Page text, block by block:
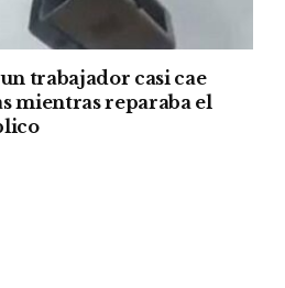
trabajador casi cae
mientras reparaba el